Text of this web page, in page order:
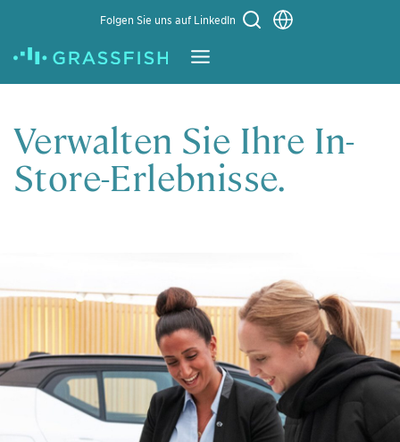
Folgen Sie uns auf LinkedIn Learn More
Sprache auswählen
Verwalten Sie Ihre In-
Store-Erlebnisse.